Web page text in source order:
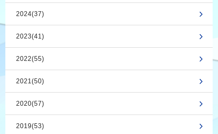
2024(37)
2023(41)
2022(55)
2021(50)
2020(57)
2019(53)